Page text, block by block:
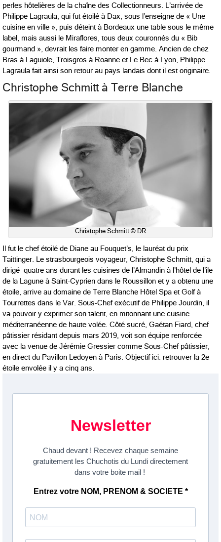
perles hôtelières de la chaîne des Collectionneurs. L’arrivée de
Philippe Lagraula, qui fut étoilé à Dax, sous l’enseigne de « Une
cuisine en ville », puis déteint à Bordeaux une table sous le même
label, mais aussi le Miraflores, tous deux couronnés du « Bib
gourmand », devrait les faire monter en gamme. Ancien de chez
Bras à Laguiole, Troisgros à Roanne et Le Bec à Lyon, Philippe
Lagraula fait ainsi son retour au pays landais dont il est originaire.
Christophe Schmitt à Terre Blanche
Christophe Schmitt © DR
Il fut le chef étoilé de Diane au Fouquet’s, le lauréat du prix
Taittinger. Le strasbourgeois voyageur, Christophe Schmitt, qui a
dirigé quatre ans durant les cuisines de l’Almandin à l’hôtel de l’ile
de la Lagune à Saint-Cyprien dans le Roussillon et y a obtenu une
étoile, arrive au domaine de Terre Blanche Hôtel Spa et Golf à
Tourrettes dans le Var. Sous-Chef exécutif de Philippe Jourdin, il
va pouvoir y exprimer son talent, en mitonnant une cuisine
méditerranéenne de haute volée. Côté sucré, Gaétan Fiard, chef
pâtissier résidant depuis mars 2019, voit son équipe renforcée
avec la venue de Jérémie Gressier comme Sous-Chef pâtissier,
en direct du Pavillon Ledoyen à Paris. Objectif ici: retrouver la 2e
étoile envolée il y a cinq ans.